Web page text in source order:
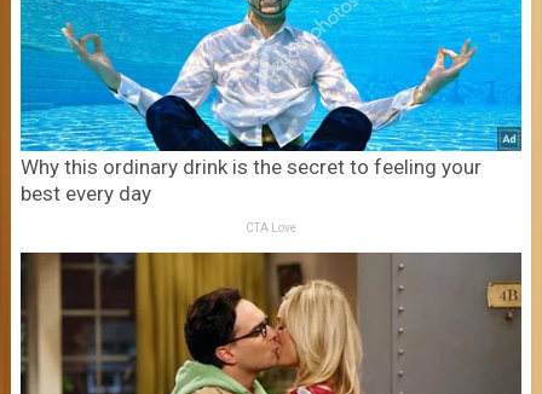
Why this ordinary drink is the secret to feeling your
best every day
CTA Love